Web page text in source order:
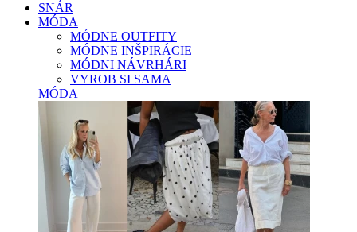
SNÁR
MÓDA
MÓDNE OUTFITY
MÓDNE INŠPIRÁCIE
MÓDNI NÁVRHÁRI
VYROB SI SAMA
MÓDA